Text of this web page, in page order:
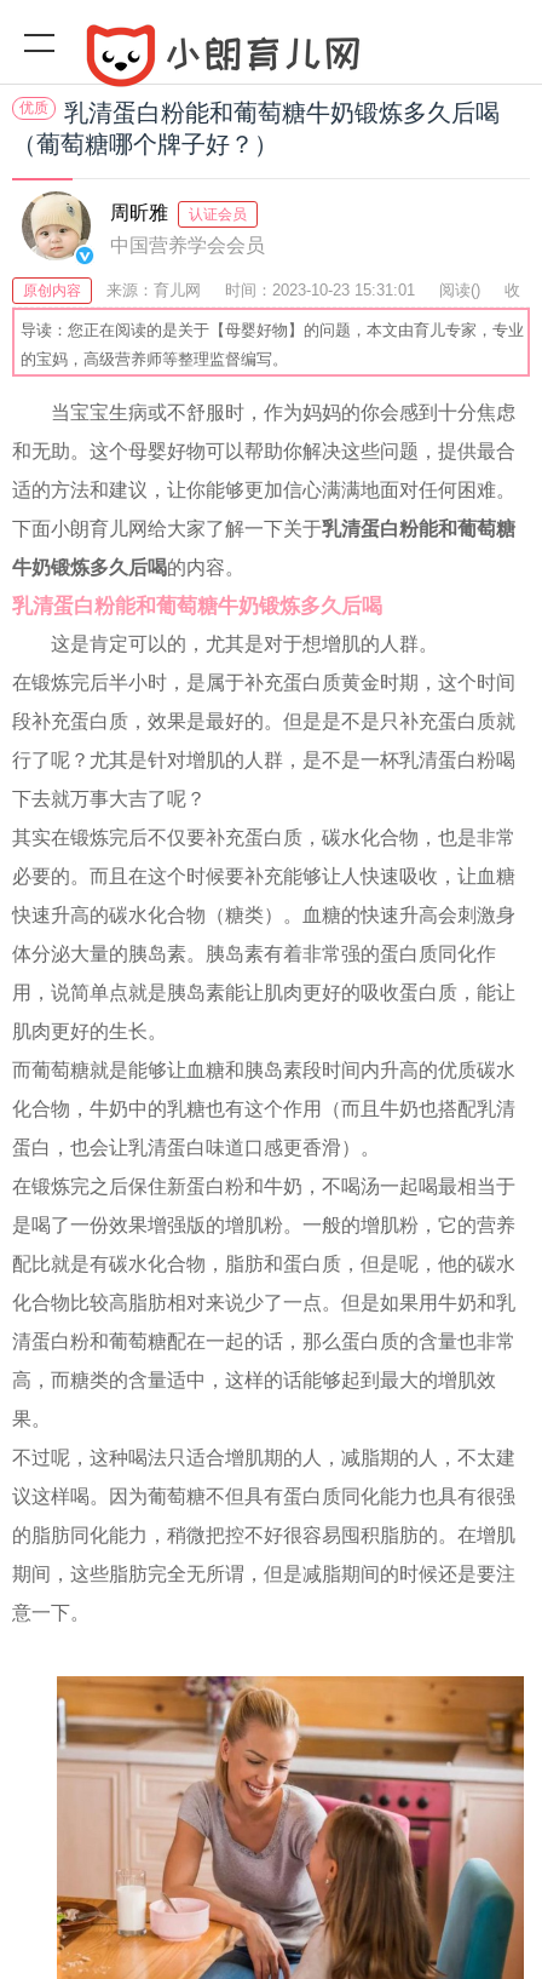
优质
乳清蛋白粉能和葡萄糖牛奶锻炼多久后喝
（葡萄糖哪个牌子好？）
周昕雅 认证会员
中国营养学会会员
原创内容 来源：育儿网 时间：2023-10-23 15:31:01 阅读() 收
藏：25 分享：57 爆
导读：您正在阅读的是关于【母婴好物】的问题，本文由育儿专家，专业
的宝妈，高级营养师等整理监督编写。
当宝宝生病或不舒服时，作为妈妈的你会感到十分焦虑
和无助。这个母婴好物可以帮助你解决这些问题，提供最合
适的方法和建议，让你能够更加信心满满地面对任何困难。
下面小朗育儿网给大家了解一下关于乳清蛋白粉能和葡萄糖
牛奶锻炼多久后喝的内容。
乳清蛋白粉能和葡萄糖牛奶锻炼多久后喝
这是肯定可以的，尤其是对于想增肌的人群。
在锻炼完后半小时，是属于补充蛋白质黄金时期，这个时间
段补充蛋白质，效果是最好的。但是是不是只补充蛋白质就
行了呢？尤其是针对增肌的人群，是不是一杯乳清蛋白粉喝
下去就万事大吉了呢？
其实在锻炼完后不仅要补充蛋白质，碳水化合物，也是非常
必要的。而且在这个时候要补充能够让人快速吸收，让血糖
快速升高的碳水化合物（糖类）。血糖的快速升高会刺激身
体分泌大量的胰岛素。胰岛素有着非常强的蛋白质同化作
用，说简单点就是胰岛素能让肌肉更好的吸收蛋白质，能让
肌肉更好的生长。
而葡萄糖就是能够让血糖和胰岛素段时间内升高的优质碳水
化合物，牛奶中的乳糖也有这个作用（而且牛奶也搭配乳清
蛋白，也会让乳清蛋白味道口感更香滑）。
在锻炼完之后保住新蛋白粉和牛奶，不喝汤一起喝最相当于
是喝了一份效果增强版的增肌粉。一般的增肌粉，它的营养
配比就是有碳水化合物，脂肪和蛋白质，但是呢，他的碳水
化合物比较高脂肪相对来说少了一点。但是如果用牛奶和乳
清蛋白粉和葡萄糖配在一起的话，那么蛋白质的含量也非常
高，而糖类的含量适中，这样的话能够起到最大的增肌效
果。
不过呢，这种喝法只适合增肌期的人，减脂期的人，不太建
议这样喝。因为葡萄糖不但具有蛋白质同化能力也具有很强
的脂肪同化能力，稍微把控不好很容易囤积脂肪的。在增肌
期间，这些脂肪完全无所谓，但是减脂期间的时候还是要注
意一下。